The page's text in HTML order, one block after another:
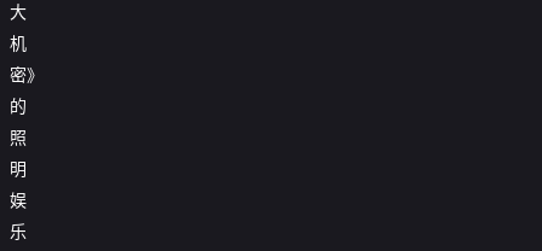
大
机
密》
的
照
明
娱
乐